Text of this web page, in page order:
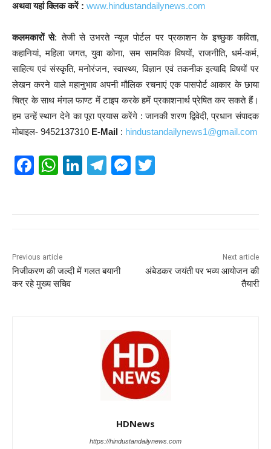
अथवा यहां क्लिक करें : www.hindustandailynews.com
कलमकारों से: तेजी से उभरते न्यूज पोर्टल पर प्रकाशन के इच्छुक कविता,
कहानियां, महिला जगत, युवा कोना, सम सामयिक विषयों, राजनीति, धर्म-कर्म,
साहित्य एवं संस्कृति, मनोरंजन, स्वास्थ्य, विज्ञान एवं तकनीक इत्यादि विषयों पर
लेखन करने वाले महानुभाव अपनी मौलिक रचनाएं एक पासपोर्ट आकार के छाया
चित्र के साथ मंगल फाण्ट में टाइप करके हमें प्रकाशनार्थ प्रेषित कर सकते हैं।
हम उन्हें स्थान देने का पूरा प्रयास करेंगे : जानकी शरण द्विवेदी, प्रधान संपादक
मोबाइल- 9452137310 E-Mail : hindustandailynews1@gmail.com
F
o
o
W
p
p
Li
n
T
m
M
Previous article
निजीकरण की जल्दी में गलत बयानी
कर रहे मुख्य सचिव
Next article
अंबेडकर जयंती पर भव्य आयोजन की
तैयारी
HDNews
https://hindustandailynews.com